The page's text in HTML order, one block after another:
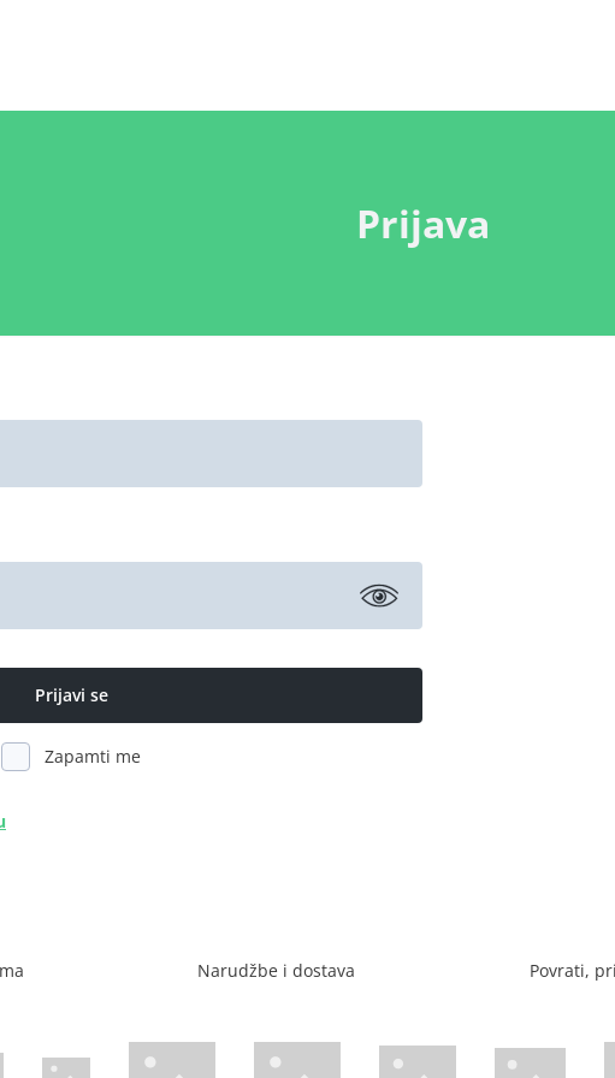
Prijava
Zapamti me
Narudžbe i dostava Povrati,
web stranica
American Express web stranica
Visa web stranica Diners web stranicaTrustwave certificirano
Mastercard